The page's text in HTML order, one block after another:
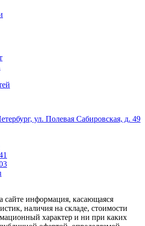
ул. Полевая Сабировская, д. 49
сайте информация, касающаяся
наличия на складе, стоимости
характер и ни при каких